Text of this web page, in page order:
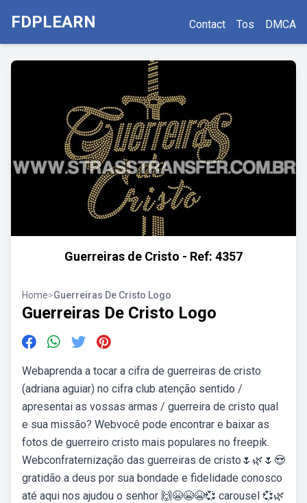
FDPLEARN Contact Tos DMCA
Guerreiras de Cristo - Ref: 4357
Home>Guerreiras De Cristo Logo
Guerreiras De Cristo Logo
Webaprenda a tocar a cifra de guerreiras de cristo
(adriana aguiar) no cifra club atenção sentido /
apresentai as vossas armas / guerreira de cristo qual
e sua missão? Webvocê pode encontrar e baixar as
fotos de guerreiro cristo mais populares no freepik.
Webconfraternização das guerreiras de cristo🌷🌿🌷😍
gratidão a deus por sua bondade e fidelidade conosco
até aqui nos ajudou o senhor 🙌😭😭😭💞 carousel 💞🌿